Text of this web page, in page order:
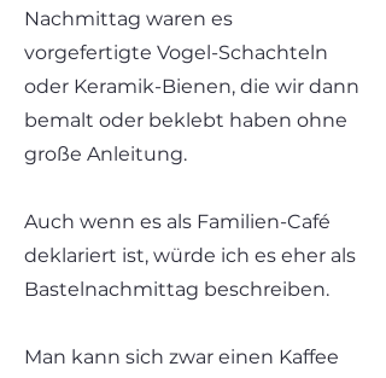
Nachmittag waren es
vorgefertigte Vogel-Schachteln
oder Keramik-Bienen, die wir dann
bemalt oder beklebt haben ohne
große Anleitung.
Auch wenn es als Familien-Café
deklariert ist, würde ich es eher als
Bastelnachmittag beschreiben.
Man kann sich zwar einen Kaffee